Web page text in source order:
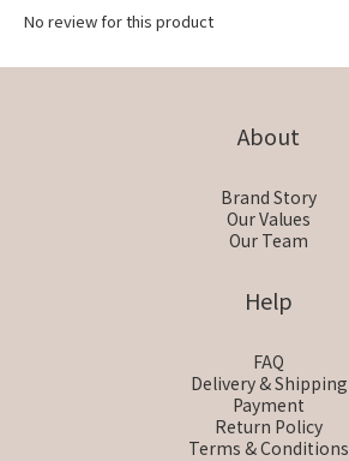
No review for this product
About
Brand Story
Our Values
Our Team
Help
FAQ
Delivery & Shipping
Payment
Return Policy
Terms & Conditions